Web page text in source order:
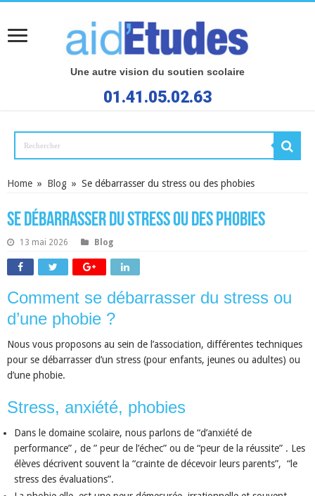
Une autre vision du soutien scolaire
01.41.05.02.63
Home » Blog » Se débarrasser du stress ou des phobies
Se débarrasser du stress ou des phobies
13 mai 2026 Blog
Comment se débarrasser du stress ou
d’une phobie ?
Nous vous proposons au sein de l’association, différentes techniques
pour se débarrasser d’un stress (pour enfants, jeunes ou adultes) ou
d’une phobie.
Stress, anxiété, phobies
Dans le domaine scolaire, nous parlons de “d’anxiété de
performance” , de ” peur de l’échec” ou de “peur de la réussite” . Les
élèves décrivent souvent la “crainte de décevoir leurs parents”, “le
stress des évaluations”.